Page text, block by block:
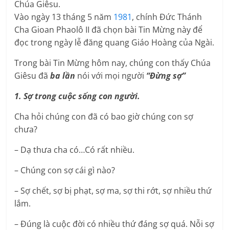
Chúa Giêsu.
Vào ngày 13 tháng 5 năm 1981, chính Đức Thánh
Cha Gioan Phaolô II đã chọn bài Tin Mừng này để
đọc trong ngày lễ đăng quang Giáo Hoàng của Ngài.
Trong bài Tin Mừng hôm nay, chúng con thấy Chúa
Giêsu đãba lần nói với mọi người “Đừng sợ”
1. Sợ trong cuộc sống con người.
Cha hỏi chúng con đã có bao giờ chúng con sợ
chưa?
– Dạ thưa cha có…Có rất nhiều.
– Chúng con sợ cái gì nào?
– Sợ chết, sợ bị phạt, sợ ma, sợ thi rớt, sợ nhiều thứ
lắm.
– Đúng là cuộc đời có nhiều thứ đáng sợ quá. Nỗi sợ